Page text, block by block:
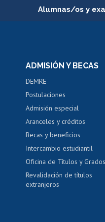
Alumnas/os y
Servicio médico y
Pago de arancel y
Pago de arancel y
Certificado de títulos y
Mi Uchile
ADMISIÓN Y BECAS
DEMRE
Postulaciones
Admisión especial
Aranceles y créditos
Becas y beneficios
Intercambio estudiantil
Oficina de Títulos y Grados
Revalidación de títulos
extranjeros